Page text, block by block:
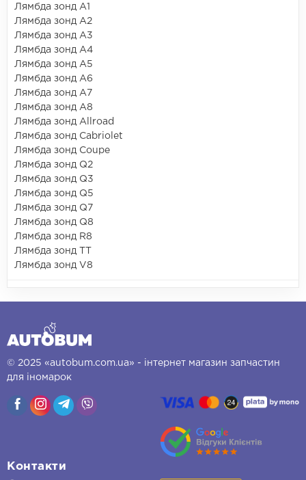
Лямбда зонд A1
Лямбда зонд A2
Лямбда зонд A3
Лямбда зонд A4
Лямбда зонд A5
Лямбда зонд A6
Лямбда зонд A7
Лямбда зонд A8
Лямбда зонд Allroad
Лямбда зонд Cabriolet
Лямбда зонд Coupe
Лямбда зонд Q2
Лямбда зонд Q3
Лямбда зонд Q5
Лямбда зонд Q7
Лямбда зонд Q8
Лямбда зонд R8
Лямбда зонд TT
Лямбда зонд V8
© 2025 «autobum.com.ua» - інтернет магазин запчастин
для іномарок
Контакти